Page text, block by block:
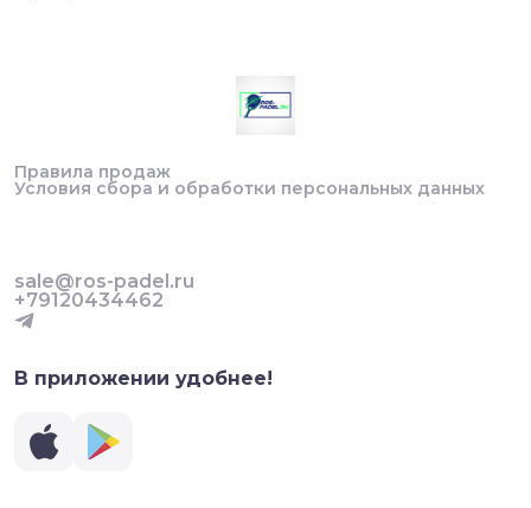
Правила продаж
Условия сбора и обработки персональных данных
sale@ros-padel.ru
+79120434462
В приложении удобнее!